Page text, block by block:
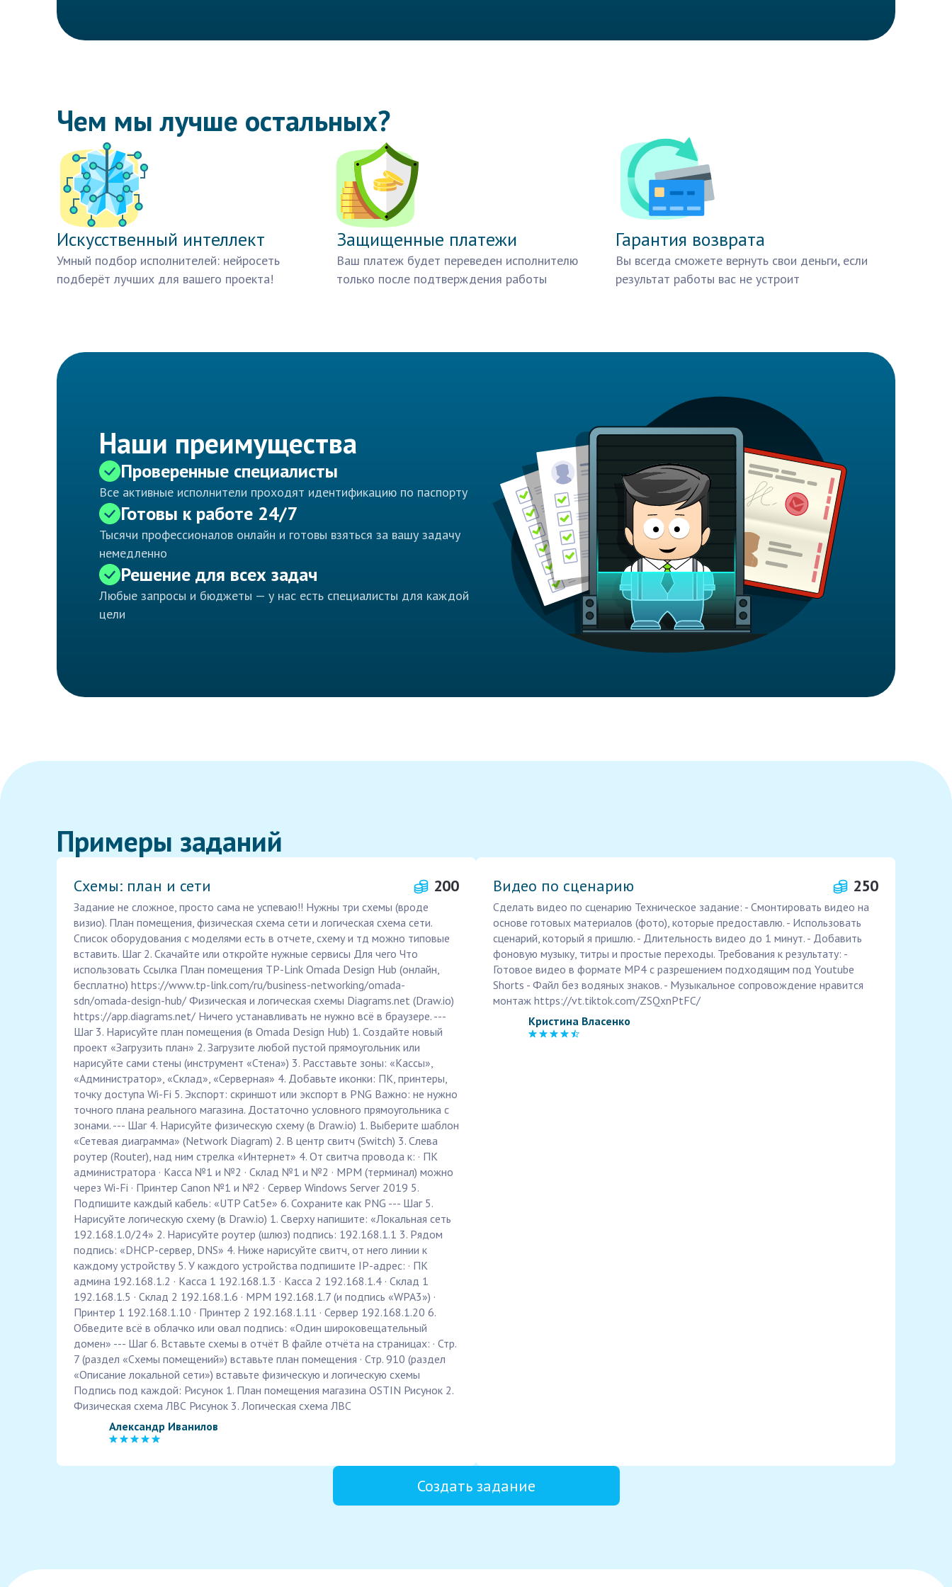
Чем мы лучше остальных?
Искусственный интеллект
Умный подбор исполнителей: нейросеть
подберёт лучших для вашего проекта!
Защищенные платежи
Ваш платеж будет переведен исполнителю
только после подтверждения работы
Гарантия возврата
Вы всегда сможете вернуть свои деньги, если
результат работы вас не устроит
Наши преимущества
Проверенные специалисты
Все активные исполнители проходят идентификацию по паспорту
Готовы к работе 24/7
Тысячи профессионалов онлайн и готовы взяться за вашу задачу
немедленно
Решение для всех задач
Любые запросы и бюджеты — у нас есть специалисты для каждой
цели
Примеры заданий
Схемы: план и сети 200
Задание не сложное, просто сама не успеваю!! Нужны три схемы (вроде
визио). План помещения, физическая схема сети и логическая схема сети.
Список оборудования с моделями есть в отчете, схему и тд можно типовые
вставить. Шаг 2. Скачайте или откройте нужные сервисы Для чего Что
использовать Ссылка План помещения TP-Link Omada Design Hub (онлайн,
бесплатно) https://www.tp-link.com/ru/business-networking/omada-
sdn/omada-design-hub/ Физическая и логическая схемы Diagrams.net (Draw.io)
https://app.diagrams.net/ Ничего устанавливать не нужно всё в браузере. ---
Шаг 3. Нарисуйте план помещения (в Omada Design Hub) 1. Создайте новый
проект «Загрузить план» 2. Загрузите любой пустой прямоугольник или
нарисуйте сами стены (инструмент «Стена») 3. Расставьте зоны: «Кассы»,
«Администратор», «Склад», «Серверная» 4. Добавьте иконки: ПК, принтеры,
точку доступа Wi-Fi 5. Экспорт: скриншот или экспорт в PNG Важно: не нужно
точного плана реального магазина. Достаточно условного прямоугольника с
зонами. --- Шаг 4. Нарисуйте физическую схему (в Draw.io) 1. Выберите шаблон
«Сетевая диаграмма» (Network Diagram) 2. В центр свитч (Switch) 3. Слева
роутер (Router), над ним стрелка «Интернет» 4. От свитча провода к: · ПК
администратора · Касса №1 и №2 · Склад №1 и №2 · MPM (терминал) можно
через Wi-Fi · Принтер Canon №1 и №2 · Сервер Windows Server 2019 5.
Подпишите каждый кабель: «UTP Cat5e» 6. Сохраните как PNG --- Шаг 5.
Нарисуйте логическую схему (в Draw.io) 1. Сверху напишите: «Локальная сеть
192.168.1.0/24» 2. Нарисуйте роутер (шлюз) подпись: 192.168.1.1 3. Рядом
подпись: «DHCP-сервер, DNS» 4. Ниже нарисуйте свитч, от него линии к
каждому устройству 5. У каждого устройства подпишите IP-адрес: · ПК
админа 192.168.1.2 · Касса 1 192.168.1.3 · Касса 2 192.168.1.4 · Склад 1
192.168.1.5 · Склад 2 192.168.1.6 · MPM 192.168.1.7 (и подпись «WPA3») ·
Принтер 1 192.168.1.10 · Принтер 2 192.168.1.11 · Сервер 192.168.1.20 6.
Обведите всё в облачко или овал подпись: «Один широковещательный
домен» --- Шаг 6. Вставьте схемы в отчёт В файле отчёта на страницах: · Стр.
7 (раздел «Схемы помещений») вставьте план помещения · Стр. 910 (раздел
«Описание локальной сети») вставьте физическую и логическую схемы
Подпись под каждой: Рисунок 1. План помещения магазина OSTIN Рисунок 2.
Физическая схема ЛВС Рисунок 3. Логическая схема ЛВС
Александр Иванилов
Видео по сценарию 250
Сделать видео по сценарию Техническое задание: - Смонтировать видео на
основе готовых материалов (фото), которые предоставлю. - Использовать
сценарий, который я пришлю. - Длительность видео до 1 минут. - Добавить
фоновую музыку, титры и простые переходы. Требования к результату: -
Готовое видео в формате MP4 с разрешением подходящим под Youtube
Shorts - Файл без водяных знаков. - Музыкальное сопровождение нравится
монтаж https://vt.tiktok.com/ZSQxnPtFC/
Кристина Власенко
Создать задание